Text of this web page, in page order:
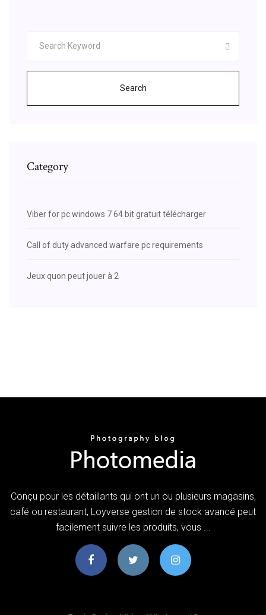
Search
Category
Viber for pc windows 7 64 bit gratuit télécharger
Call of duty advanced warfare pc requirements
Jeux quon peut jouer à 2
Conçu pour les détaillants qui ont un ou plusieurs magasins,
café ou restaurant, Loyverse gestion de stock avancé peut
facilement suivre les produits, vous ...